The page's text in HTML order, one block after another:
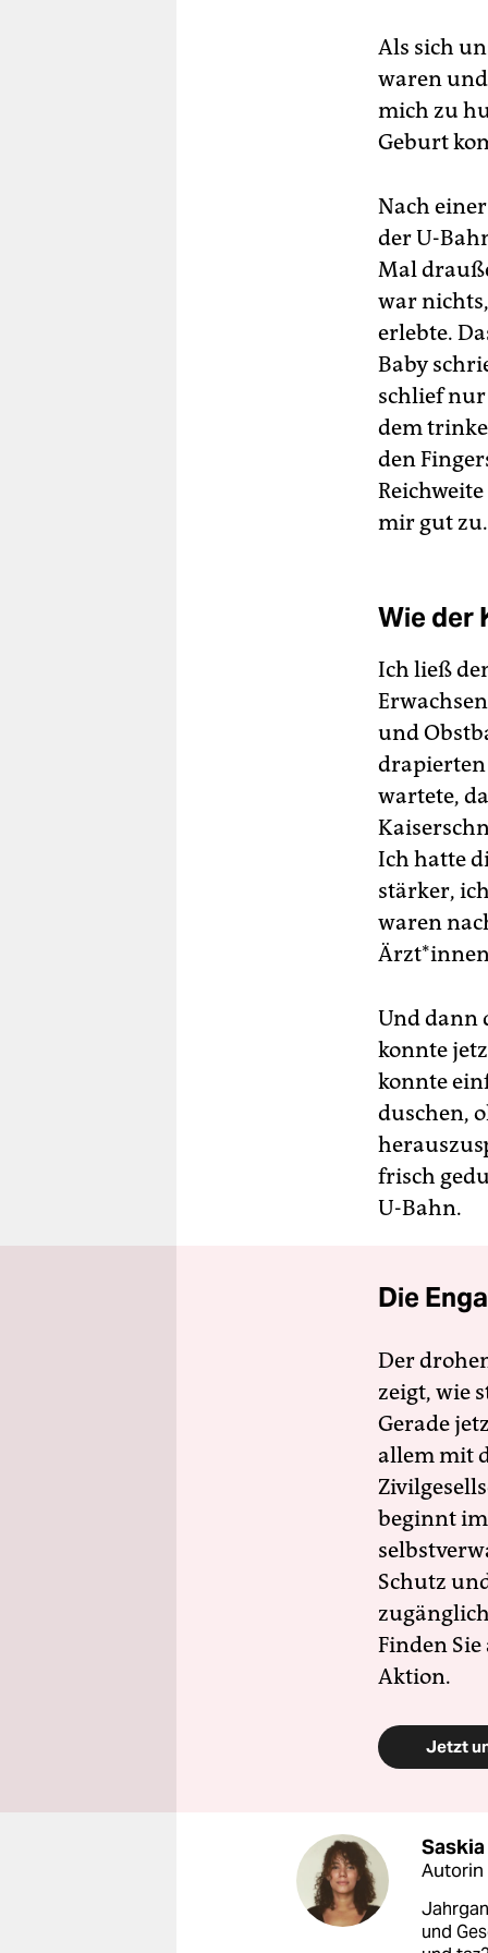
Als sich
waren
mich zu
Geburt
Nach
der U-
Mal
war
erlebte.
Baby
schlief
dem
den
mir gut zu.
Wie der
Ich ließ
und
drapierten
wartete,
Ich hatte
stärker,
waren
Und dann
konnte
konnte
duschen,
frisch
U-Bahn.
Die
Der
zeigt, wie
Gerade
allem mit
beginnt
Schutz
Finden
Aktion.
Jetzt
Autorin
und